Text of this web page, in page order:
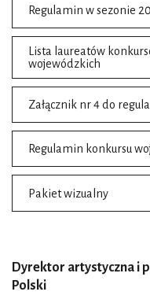
Regulamin w sezonie
Lista laureatów
wojewódzkich
Załącznik nr 4 do
Regulamin konkursu
Pakiet wizualny
Dyrektor artystyczna i
Polski